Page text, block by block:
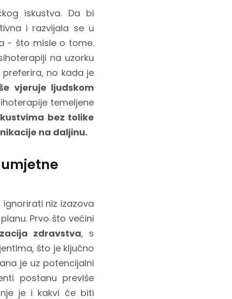
iskustva. Da bi
i razvijala se u
- što misle o tome.
na uzorku
no kada je
vjeruje ljudskom
temeljene
bez tolike
na daljinu.
niz izazova
Prvo što većini
zdravstva, s
što je ključno
je uz potencijalni
postanu previše
je i kakvi će biti